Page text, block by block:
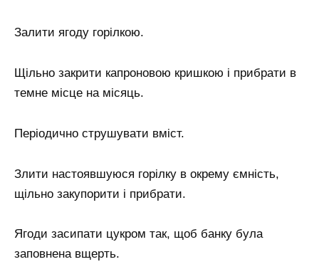
Залити ягоду горілкою.
Щільно закрити капроновою кришкою і прибрати в
темне місце на місяць.
Періодично струшувати вміст.
Злити настоявшуюся горілку в окрему ємність,
щільно закупорити і прибрати.
Ягоди засипати цукром так, щоб банку була
заповнена вщерть.